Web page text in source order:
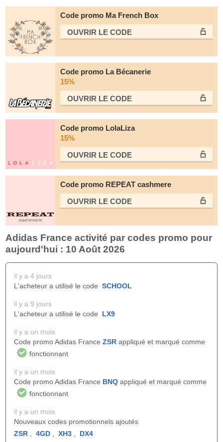
Code promo Ma French Box
OUVRIR LE СODE
Code promo La Bécanerie
15%
OUVRIR LE СODE
Code promo LolaLiza
15%
OUVRIR LE СODE
Code promo REPEAT cashmere
OUVRIR LE СODE
Adidas France activité par codes promo pour
aujourd'hui : 10 Août 2026
il y a 4 jours
L'acheteur a utilisé le code SCHOOL
il y a 9 jours
L'acheteur a utilisé le code LX9
il y a un mois
Code promo Adidas France ZSR appliqué et marqué comme
fonctionnant
il y a un mois
Code promo Adidas France BNQ appliqué et marqué comme
fonctionnant
il y a un mois
Nouveaux codes promotionnels ajoutés
ZSR
4GD XH3 DX4